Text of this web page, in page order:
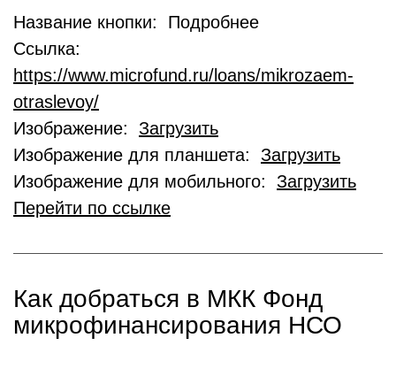
Название кнопки: Подробнее
Ссылка:
https://www.microfund.ru/loans/mikrozaem-
otraslevoy/
Изображение: Загрузить
Изображение для планшета: Загрузить
Изображение для мобильного: Загрузить
Перейти по ссылке
Как добраться в МКК Фонд
микрофинансирования НСО